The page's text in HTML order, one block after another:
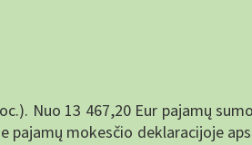
Nuo 13 467,20 Eur pajamų
mokesčio deklaracijoje